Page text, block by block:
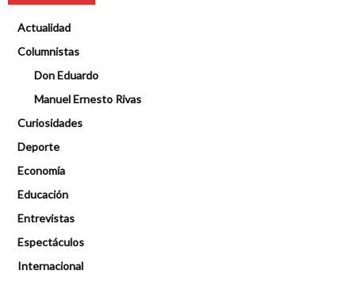
Actualidad
Columnistas
Don Eduardo
Manuel Ernesto Rivas
Curiosidades
Deporte
Economía
Educación
Entrevistas
Espectáculos
Internacional